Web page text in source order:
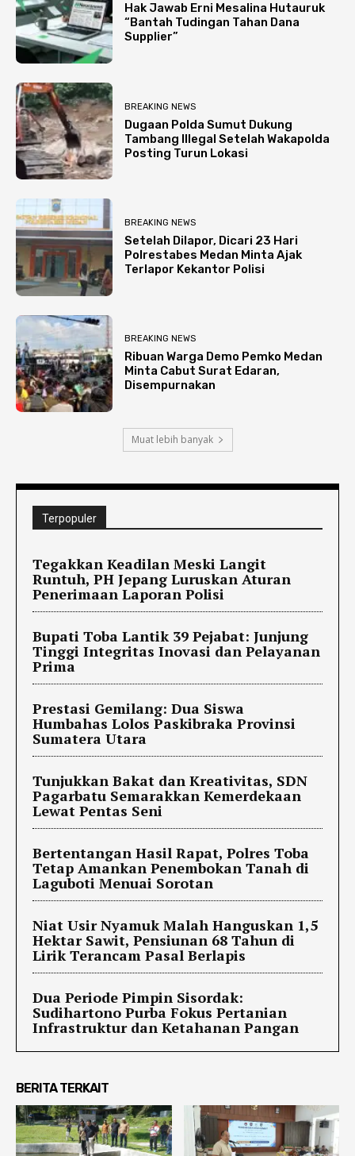
Hak Jawab Erni Mesalina Hutauruk
“Bantah Tudingan Tahan Dana
Supplier”
BREAKING NEWS
Dugaan Polda Sumut Dukung
Tambang Illegal Setelah Wakapolda
Posting Turun Lokasi
BREAKING NEWS
Setelah Dilapor, Dicari 23 Hari
Polrestabes Medan Minta Ajak
Terlapor Kekantor Polisi
BREAKING NEWS
Ribuan Warga Demo Pemko Medan
Minta Cabut Surat Edaran,
Disempurnakan
Muat lebih banyak
Terpopuler
Tegakkan Keadilan Meski Langit
Runtuh, PH Jepang Luruskan Aturan
Penerimaan Laporan Polisi
Bupati Toba Lantik 39 Pejabat: Junjung
Tinggi Integritas Inovasi dan Pelayanan
Prima
Prestasi Gemilang: Dua Siswa
Humbahas Lolos Paskibraka Provinsi
Sumatera Utara
Tunjukkan Bakat dan Kreativitas, SDN
Pagarbatu Semarakkan Kemerdekaan
Lewat Pentas Seni
Bertentangan Hasil Rapat, Polres Toba
Tetap Amankan Penembokan Tanah di
Laguboti Menuai Sorotan
Niat Usir Nyamuk Malah Hanguskan 1,5
Hektar Sawit, Pensiunan 68 Tahun di
Lirik Terancam Pasal Berlapis
Dua Periode Pimpin Sisordak:
Sudihartono Purba Fokus Pertanian
Infrastruktur dan Ketahanan Pangan
BERITA TERKAIT